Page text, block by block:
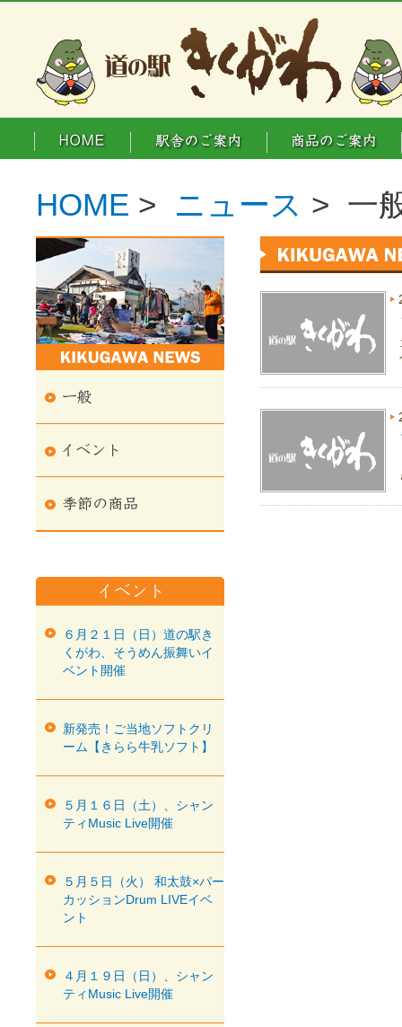
HOME > ニュース > 一
６月２１日（日）道の駅き
くがわ、そうめん振舞いイ
ベント開催
新発売！ご当地ソフトクリ
ーム【きらら牛乳ソフト】
５月１６日（土）、シャン
ティMusic Live開催
５月５日（火） 和太鼓×パー
カッションDrum LIVEイベ
ント
４月１９日（日）、シャン
ティMusic Live開催